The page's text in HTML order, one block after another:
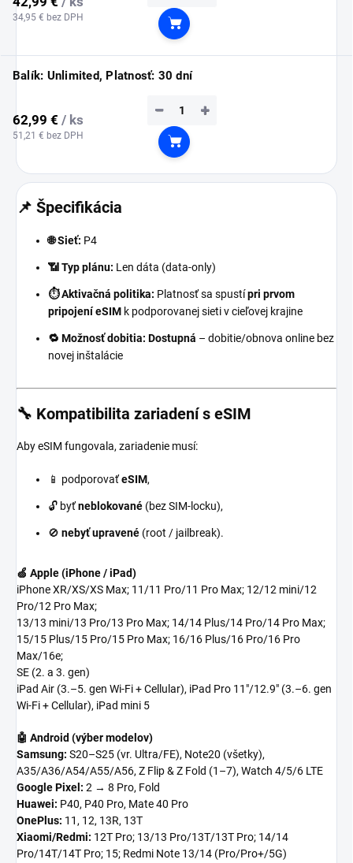
34,95 € bez DPH
Do košíka
Balík: Unlimited, Platnosť: 30 dní
62,99 € / ks
51,21 € bez DPH
+
−
Do košíka
📌 Špecifikácia
🌐 Sieť: P4
📶 Typ plánu: Len dáta (data-only)
⏱️ Aktivačná politika: Platnosť sa spustípri prvom
pripojení eSIM k podporovanej sieti v cieľovej krajine
🔁 Možnosť dobitia: Dostupná – dobitie/obnova online bez
novej inštalácie
🔧 Kompatibilita zariadení s eSIM
Aby eSIM fungovala, zariadenie musí:
📱 podporovaťeSIM,
🔓 byťneblokované (bez SIM-locku),
🚫 nebyť upravené (root / jailbreak).
🍏 Apple (iPhone / iPad)
iPhone XR/XS/XS Max; 11/11 Pro/11 Pro Max; 12/12 mini/12
Pro/12 Pro Max;
13/13 mini/13 Pro/13 Pro Max; 14/14 Plus/14 Pro/14 Pro Max;
15/15 Plus/15 Pro/15 Pro Max; 16/16 Plus/16 Pro/16 Pro
Max/16e;
SE (2. a 3. gen)
iPad Air (3.–5. gen Wi-Fi + Cellular), iPad Pro 11"/12.9" (3.–6. gen
Wi-Fi + Cellular), iPad mini 5
🤖 Android (výber modelov)
Samsung: S20–S25 (vr. Ultra/FE), Note20 (všetky),
A35/A36/A54/A55/A56, Z Flip & Z Fold (1–7), Watch 4/5/6 LTE
Google Pixel: 2 → 8 Pro, Fold
Huawei: P40, P40 Pro, Mate 40 Pro
OnePlus: 11, 12, 13R, 13T
Xiaomi/Redmi: 12T Pro; 13/13 Pro/13T/13T Pro; 14/14
Pro/14T/14T Pro; 15; Redmi Note 13/14 (Pro/Pro+/5G)